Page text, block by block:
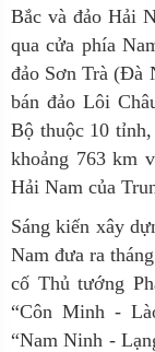
Bắc và đảo Hải
qua cửa phía
đảo Sơn Trà (Đà
bán đảo Lôi
Bộ thuộc 10
khoảng 763 km
Hải Nam của
Sáng kiến xây
Nam đưa ra
cố Thủ tướng
“Côn Minh -
“Nam Ninh -